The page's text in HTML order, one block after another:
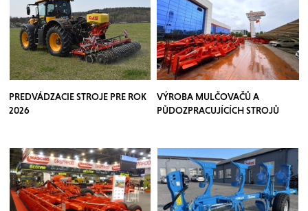
PREDVÁDZACIE STROJE PRE ROK
2026
VÝROBA MULČOVAČŮ A
PŮDOZPRACUJÍCÍCH STROJŮ